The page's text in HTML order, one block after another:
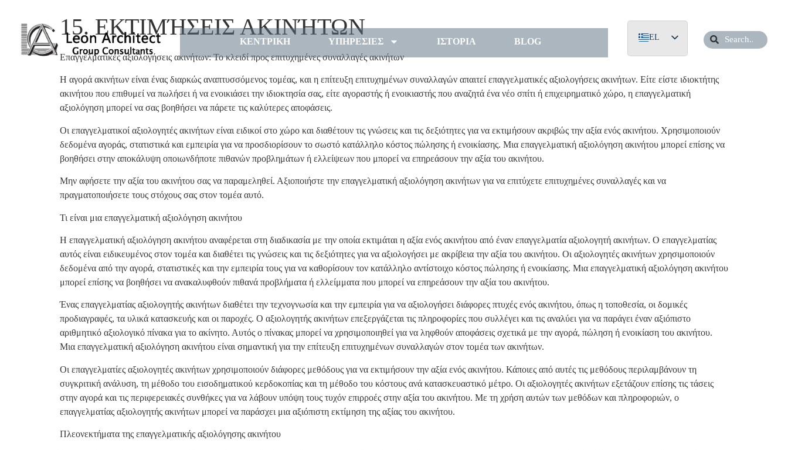
ΚΕΝΤΡΙΚΗ ΥΠΗΡΕΣΙΕΣ ΙΣΤΟΡΙΑ BLOG EL
EN
DE
15. ΕΚΤΙΜΉΣΕΙΣ ΑΚΙΝΉΤΩΝ
Επαγγελματικές αξιολογήσεις ακινήτων: Το κλειδί προς επιτυχημένες συναλλαγές ακινήτων
Η αγορά ακινήτων είναι ένας διαρκώς αναπτυσσόμενος τομέας, και η επίτευξη επιτυχημένων συναλλαγών απαιτεί επαγγελματικές αξιολογήσεις ακινήτων. Είτε είστε ιδιοκτήτης
ακινήτου που επιθυμεί να πωλήσει ή να ενοικιάσει την ιδιοκτησία σας, είτε αγοραστής ή ενοικιαστής που αναζητά ένα νέο σπίτι ή επιχειρηματικό χώρο, η επαγγελματική
αξιολόγηση μπορεί να σας βοηθήσει να πάρετε τις καλύτερες αποφάσεις.
Οι επαγγελματικοί αξιολογητές ακινήτων είναι ειδικοί στο χώρο και διαθέτουν τις γνώσεις και τις δεξιότητες για να εκτιμήσουν ακριβώς την αξία ενός ακινήτου. Χρησιμοποιούν
δεδομένα αγοράς, στατιστικά και εμπειρία για να προσδιορίσουν το σωστό κατάλληλο κόστος πώλησης ή ενοικίασης. Μια επαγγελματική αξιολόγηση ακινήτου μπορεί επίσης να
βοηθήσει στην αποκάλυψη οποιωνδήποτε πιθανών προβλημάτων ή ελλείψεων που μπορεί να επηρεάσουν την αξία του ακινήτου.
Μην αφήσετε την αξία του ακινήτου σας να παραμεληθεί. Αξιοποιήστε την επαγγελματική αξιολόγηση ακινήτων για να επιτύχετε επιτυχημένες συναλλαγές και να
πραγματοποιήσετε τους στόχους σας στον τομέα αυτό.
Τι είναι μια επαγγελματική αξιολόγηση ακινήτου
Η επαγγελματική αξιολόγηση ακινήτου αναφέρεται στη διαδικασία με την οποία εκτιμάται η αξία ενός ακινήτου από έναν επαγγελματία αξιολογητή ακινήτων. Ο επαγγελματίας
αυτός είναι ειδικευμένος στον τομέα και διαθέτει τις γνώσεις και τις δεξιότητες για να αξιολογήσει με ακρίβεια την αξία του ακινήτου. Οι αξιολογητές ακινήτων χρησιμοποιούν
δεδομένα από την αγορά, στατιστικές και την εμπειρία τους για να καθορίσουν τον κατάλληλο αντίστοιχο κόστος πώλησης ή ενοικίασης. Μια επαγγελματική αξιολόγηση ακινήτου
μπορεί επίσης να βοηθήσει να ανακαλυφθούν πιθανά προβλήματα ή ελλείμματα που μπορεί να επηρεάσουν την αξία του ακινήτου.
Ένας επαγγελματίας αξιολογητής ακινήτων διαθέτει την τεχνογνωσία και την εμπειρία για να αξιολογήσει διάφορες πτυχές ενός ακινήτου, όπως η τοποθεσία, οι δομικές
προδιαγραφές, τα υλικά κατασκευής και οι παροχές. Ο αξιολογητής ακινήτων επεξεργάζεται τις πληροφορίες που συλλέγει και τις αναλύει για να παράγει έναν αξιόπιστο
αριθμητικό αξιολογικό πίνακα για το ακίνητο. Αυτός ο πίνακας μπορεί να χρησιμοποιηθεί για να ληφθούν αποφάσεις σχετικά με την αγορά, πώληση ή ενοικίαση του ακινήτου.
Μια επαγγελματική αξιολόγηση ακινήτου είναι σημαντική για την επίτευξη επιτυχημένων συναλλαγών στον τομέα των ακινήτων.
Οι επαγγελματίες αξιολογητές ακινήτων χρησιμοποιούν διάφορες μεθόδους για να εκτιμήσουν την αξία ενός ακινήτου. Κάποιες από αυτές τις μεθόδους περιλαμβάνουν τη
συγκριτική ανάλυση, τη μέθοδο του εισοδηματικού κερδοκοπίας και τη μέθοδο του κόστους ανά κατασκευαστικό μέτρο. Οι αξιολογητές ακινήτων εξετάζουν επίσης τις τάσεις
στην αγορά και τις περιφερειακές συνθήκες για να λάβουν υπόψη τους τυχόν επιρροές στην αξία του ακινήτου. Με τη χρήση αυτών των μεθόδων και πληροφοριών, ο
επαγγελματίας αξιολογητής ακινήτων μπορεί να παράσχει μια αξιόπιστη εκτίμηση της αξίας του ακινήτου.
Πλεονεκτήματα της επαγγελματικής αξιολόγησης ακινήτου